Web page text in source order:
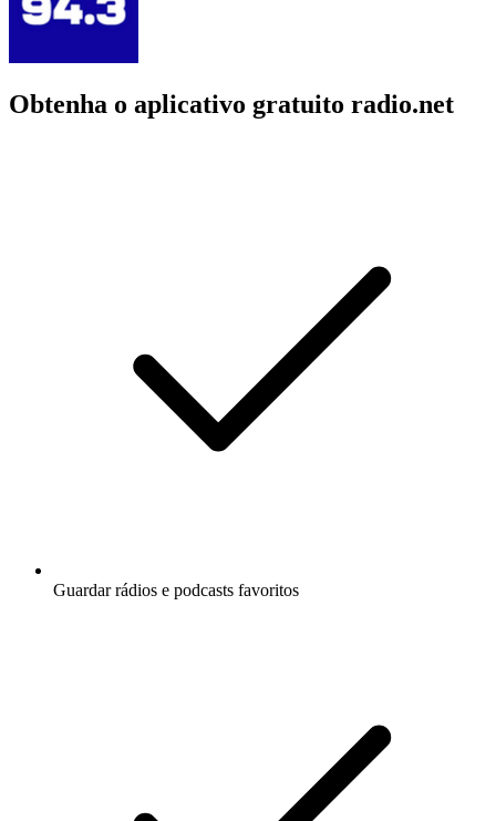
Obtenha o aplicativo gratuito radio.net
Guardar rádios e podcasts favoritos